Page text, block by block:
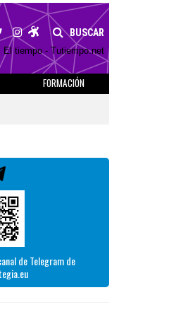
BUSCAR
El tiempo - Tutiempo.net
FORMACIÓN
de Telegram de